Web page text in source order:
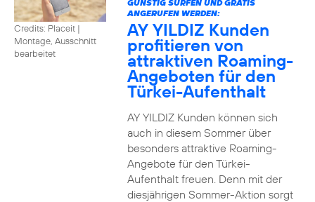
Credits: Placeit |
Montage, Ausschnitt
bearbeitet
GÜNSTIG SURFEN UND GRATIS
ANGERUFEN WERDEN:
AY YILDIZ Kunden
profitieren von
attraktiven Roaming-
Angeboten für den
Türkei-Aufenthalt
AY YILDIZ Kunden können sich
auch in diesem Sommer über
besonders attraktive Roaming-
Angebote für den Türkei-
Aufenthalt freuen. Denn mit der
diesjährigen Sommer-Aktion sorgt